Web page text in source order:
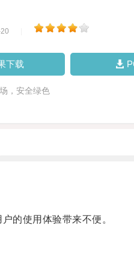
下载
，安全绿色
的使用体验带来不便。